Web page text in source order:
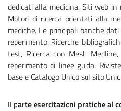
dedicati alla medicina. Siti web
Motori di ricerca orientati alla
mediche. Le principali banche
reperimento. Ricerche
test, Ricerca con Mesh
reperimento di linee guida.
base e Catalogo Unico sul sito
II parte esercitazioni pratiche al